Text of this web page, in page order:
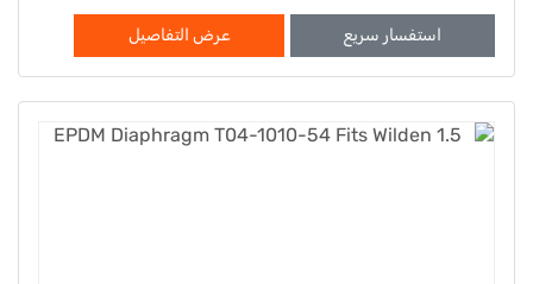
استفسار سريع عرض التفاصيل